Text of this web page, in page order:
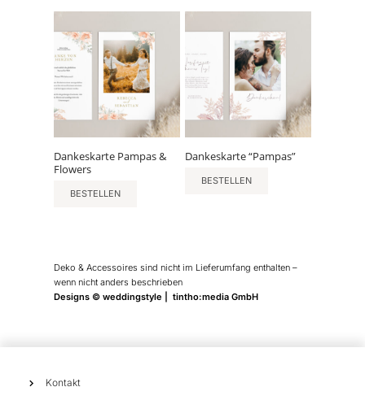
Dankeskarte Pampas &
Flowers
BESTELLEN
Dankeskarte “Pampas”
BESTELLEN
Deko & Accessoires sind nicht im Lieferumfang enthalten –
wenn nicht anders beschrieben
Designs © weddingstyle | tintho:media GmbH
Kontakt